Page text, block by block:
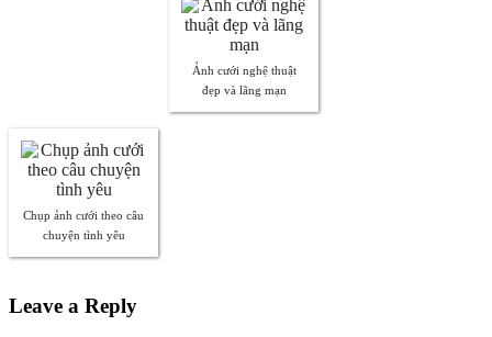
Ảnh cưới nghệ thuật
đẹp và lãng mạn
Chụp ảnh cưới theo câu
chuyện tình yêu
Leave a Reply